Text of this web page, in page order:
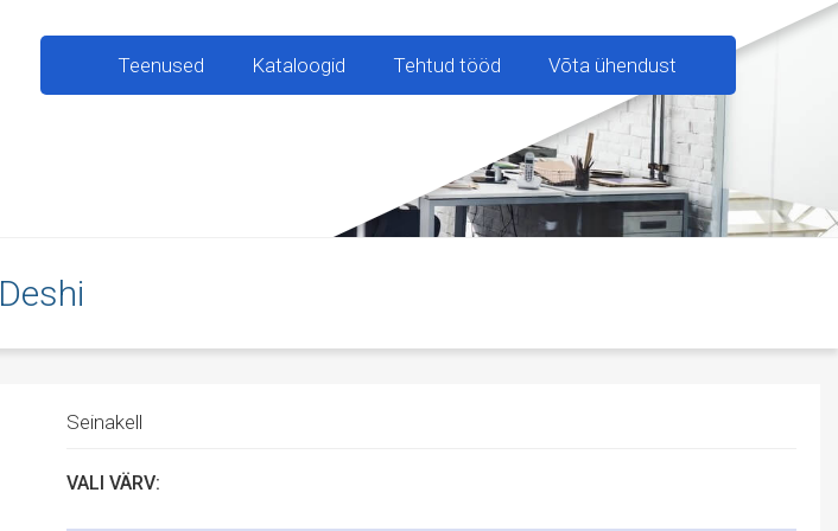
Teenused Kataloogid Tehtud tööd Võta ühendust
Deshi
Seinakell
VALI VÄRV: